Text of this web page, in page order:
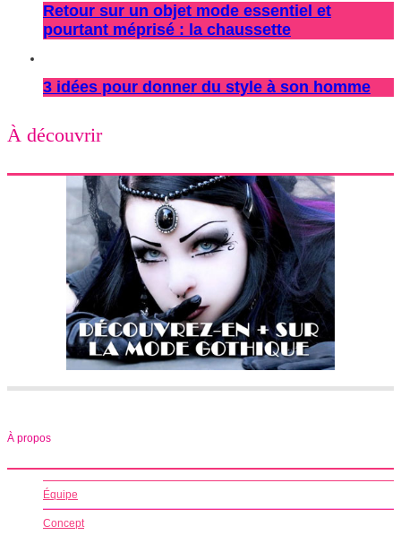
Retour sur un objet mode essentiel et
pourtant méprisé : la chaussette
3 idées pour donner du style à son homme
À découvrir
À propos
Équipe
Concept